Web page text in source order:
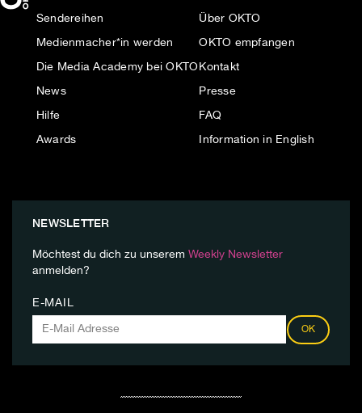
Sendereihen
Medienmacher*in werden
Die Media Academy bei OKTO
News
Hilfe
Awards
Über OKTO
OKTO empfangen
Kontakt
Presse
FAQ
Information in English
NEWSLETTER
Möchtest du dich zu unserem Weekly Newsletter
anmelden?
E-MAIL
OK